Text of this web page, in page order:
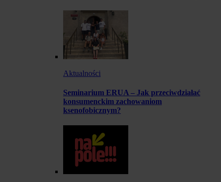
Aktualności
Seminarium ERUA – Jak przeciwdziałać
konsumenckim zachowaniom
ksenofobicznym?